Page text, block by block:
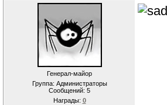
Генерал-майор
Группа: Администраторы
Сообщений: 5
Награды: 0